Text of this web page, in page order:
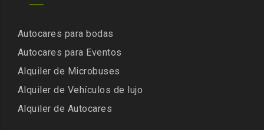
Autocares para bodas
Autocares para Eventos
Alquiler de Microbuses
Alquiler de Vehículos de lujo
Alquiler de Autocares